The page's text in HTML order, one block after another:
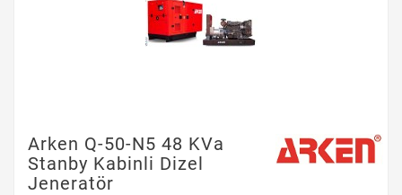
Arken Q-50-N5 48 KVa
Stanby Kabinli Dizel
Jeneratör